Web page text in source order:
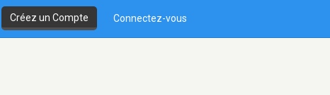
Créez un Compte Connectez-vous